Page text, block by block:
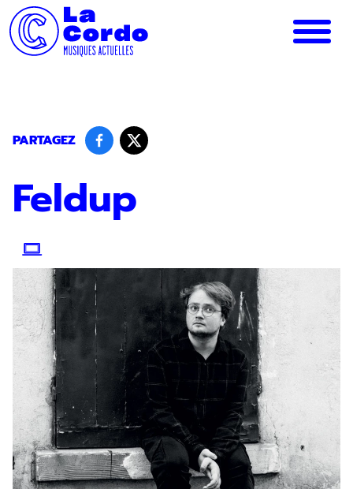
Panneau de gestion des cookies
PARTAGEZ
Feldup